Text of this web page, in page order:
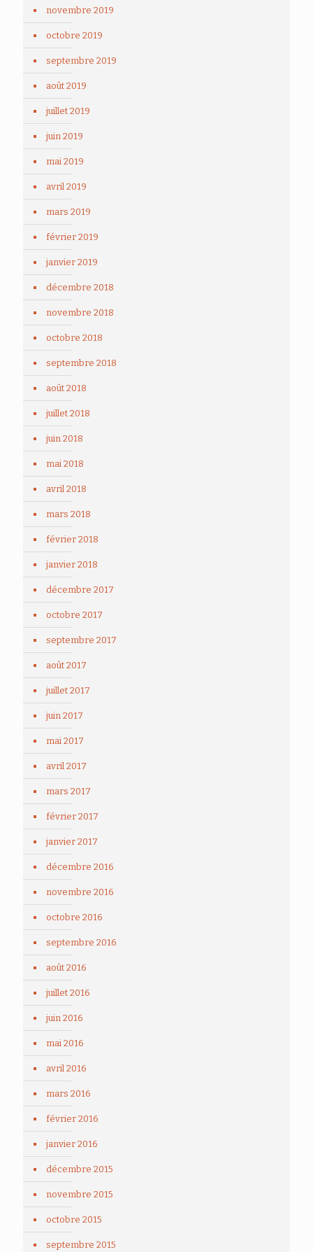
novembre 2019
octobre 2019
septembre 2019
août 2019
juillet 2019
juin 2019
mai 2019
avril 2019
mars 2019
février 2019
janvier 2019
décembre 2018
novembre 2018
octobre 2018
septembre 2018
août 2018
juillet 2018
juin 2018
mai 2018
avril 2018
mars 2018
février 2018
janvier 2018
décembre 2017
octobre 2017
septembre 2017
août 2017
juillet 2017
juin 2017
mai 2017
avril 2017
mars 2017
février 2017
janvier 2017
décembre 2016
novembre 2016
octobre 2016
septembre 2016
août 2016
juillet 2016
juin 2016
mai 2016
avril 2016
mars 2016
février 2016
janvier 2016
décembre 2015
novembre 2015
octobre 2015
septembre 2015